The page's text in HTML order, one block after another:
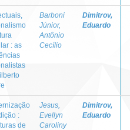
: as
Barboni
Júnior,
Antônio
Cecílio
Dimitrov,
Eduardo
:
de
Jesus,
Evellyn
Caroliny
Dimitrov,
Eduardo